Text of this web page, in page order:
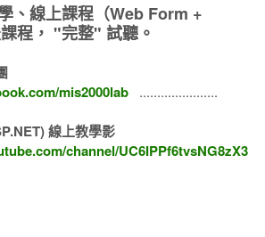
、線上課程（Web Form +
程， "完整" 試聽。
mis2000lab
......................
線上教學影
channel/UC6IPPf6tvsNG8zX3